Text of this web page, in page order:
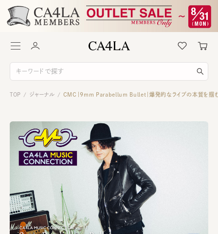
TOP / ジャーナル / CMC｜9mm Parabellum Bullet｜爆発的なライブの本質を掴